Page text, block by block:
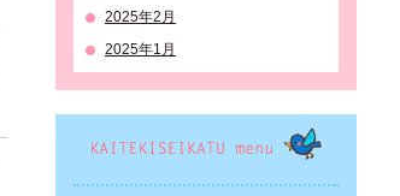
2025年2月
2025年1月